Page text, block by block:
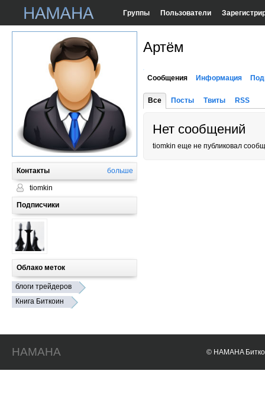
Группы Пользователи
Контакты больше
tiomkin
Подписчики
Облако меток
блоги трейдеров
Книга Биткоин
Артём
Сообщения Информация
Все Посты Твиты RSS
Нет сообщений
tiomkin еще не публиковал
HAMAHA © HAMAHA